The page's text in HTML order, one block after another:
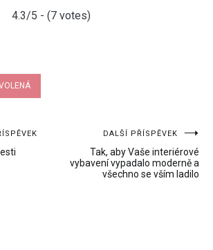
4.3/5 - (7 votes)
DALŠÍ PŘÍSPĚVEK
Tak, aby Vaše interiérové
vybavení vypadalo moderně a
všechno se vším ladilo